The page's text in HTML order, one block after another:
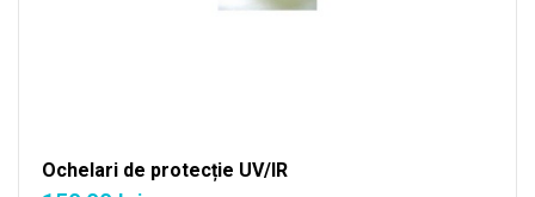
Ochelari de protecție UV/IR